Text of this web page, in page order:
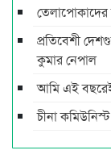
প্রতিবেশী
কুমার নেপাল
আমি এই
চীনা